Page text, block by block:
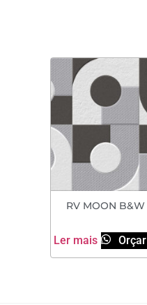
RV MOON B&W
Ler mais